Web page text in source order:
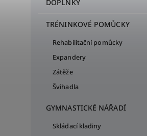
DOPLŇKY
TRÉNINKOVÉ POMŮCKY
Rehabilitační pomůcky
Expandery
Zátěže
Švihadla
GYMNASTICKÉ NÁŘADÍ
Skládací kladiny